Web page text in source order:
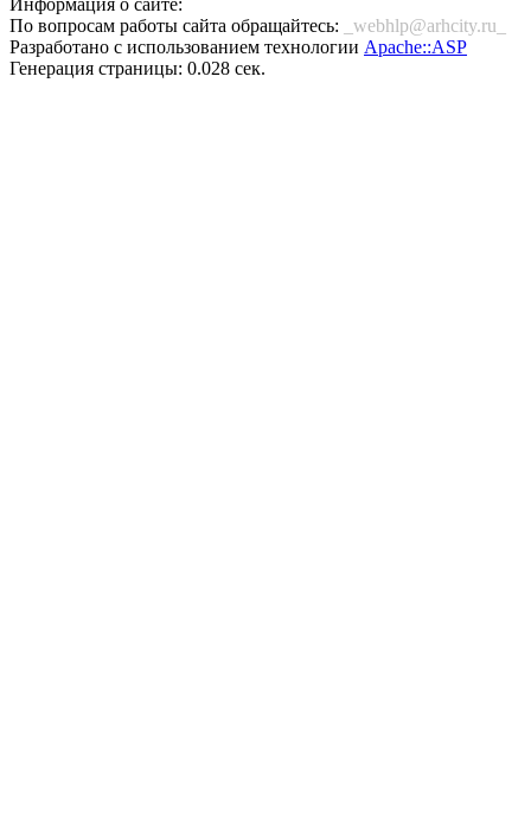
Информация о сайте:
По вопросам работы сайта обращайтесь:
_webhlp@arhcity.ru_
Разработано с использованием технологии Apache::ASP
Генерация страницы: 0.028 сек.